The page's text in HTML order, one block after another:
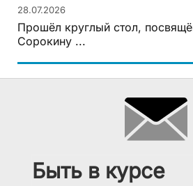
28.07.2026
Прошёл круглый стол,
Сорокину ...
Быть в курсе